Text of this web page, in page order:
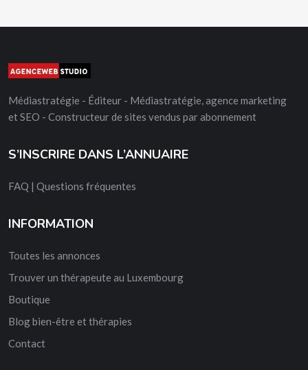
Médiastratégie - Éditeur - Médiastratégie, agence marketing
et SEO - Constructeur de sites vendus par abonnement
S’INSCRIRE DANS L’ANNUAIRE
FAQ | Questions fréquentes
INFORMATION
Toutes les annonces
Trouver un thérapeute au Luxembourg
Boutique
Blog bien-être et thérapies
Contact